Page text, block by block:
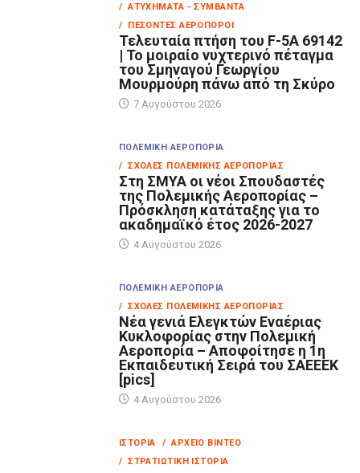
/ ΑΤΥΧΉΜΑΤΑ - ΣΥΜΒΆΝΤΑ
/ ΠΕΣΌΝΤΕΣ ΑΕΡΟΠΌΡΟΙ
Τελευταία πτήση του F-5A 69142
| Το μοιραίο νυχτερινό πέταγμα
του Σμηναγού Γεωργίου
Μουρμούρη πάνω από τη Σκύρο
7 Αυγούστου 2026
ΠΟΛΕΜΙΚΉ ΑΕΡΟΠΟΡΊΑ
/ ΣΧΟΛΈΣ ΠΟΛΕΜΙΚΉΣ ΑΕΡΟΠΟΡΊΑΣ
Στη ΣΜΥΑ οι νέοι Σπουδαστές
της Πολεμικής Αεροπορίας –
Πρόσκληση κατάταξης για το
ακαδημαϊκό έτος 2026-2027
4 Αυγούστου 2026
ΠΟΛΕΜΙΚΉ ΑΕΡΟΠΟΡΊΑ
/ ΣΧΟΛΈΣ ΠΟΛΕΜΙΚΉΣ ΑΕΡΟΠΟΡΊΑΣ
Νέα γενιά Ελεγκτών Εναέριας
Κυκλοφορίας στην Πολεμική
Αεροπορία – Αποφοίτησε η 1η
Εκπαιδευτική Σειρά του ΣΑΕΕΕΚ
[pics]
4 Αυγούστου 2026
ΙΣΤΟΡΊΑ
/ ΑΡΧΕΊΟ ΒΊΝΤΕΟ
/ ΣΤΡΑΤΙΩΤΙΚΉ ΙΣΤΟΡΊΑ